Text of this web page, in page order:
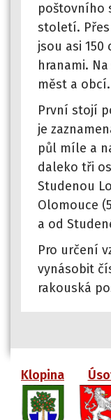
poštovního
století. Přes
jsou asi
hranami.
měst a obcí.
První stojí
je
půl míle a
daleko tři
Studenou
Olomouce
a od
Pro určení
vynásobit
rakouská
Klopina